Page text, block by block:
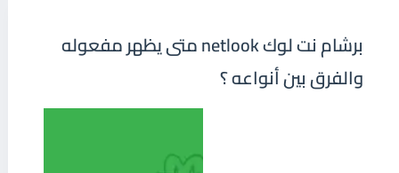
برشام نت لوك netlook متى يظهر مفعوله
والفرق بين أنواعه ؟